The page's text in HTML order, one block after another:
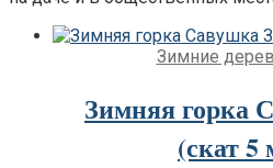
Клубный домик
Детские
Sport
Детские
Зимние
Зимняя горка
(скат 5